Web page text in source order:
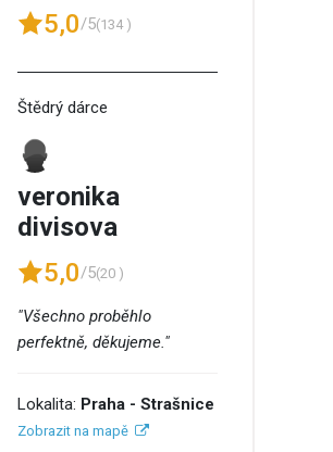
5,0/5(134 )
Štědrý dárce
veronika
divisova
5,0/5(20 )
"Všechno proběhlo
perfektně, děkujeme."
Lokalita: Praha - Strašnice
Zobrazit na mapě